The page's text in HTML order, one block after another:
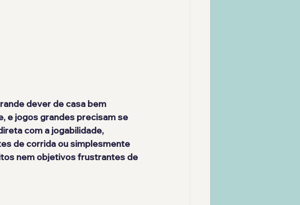
dever de casa bem
e jogos grandes precisam se
com a jogabilidade,
de corrida ou simplesmente
nem objetivos frustrantes de